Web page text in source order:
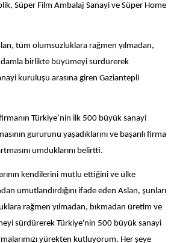
Süper Film Ambalaj Sanayi ve Süper Home
tüm olumsuzluklara rağmen yılmadan,
birlikte büyümeyi sürdürerek
kuruluşu arasına giren Gaziantepli
Türkiye’nin ilk 500 büyük sanayi
gururunu yaşadıklarını ve başarılı firma
umduklarını belirtti.
kendilerini mutlu ettiğini ve ülke
umutlandırdığını ifade eden Aslan, şunları
rağmen yılmadan, bıkmadan üretim ve
sürdürerek Türkiye'nin 500 büyük sanayi
yürekten kutluyorum. Her şeye